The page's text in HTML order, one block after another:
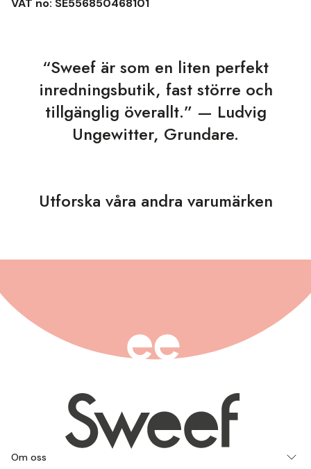
VAT no: SE556850468101
“Sweef är som en liten perfekt
inredningsbutik, fast större och
tillgänglig överallt.” — Ludvig
Ungewitter, Grundare.
Utforska våra andra varumärken
Om oss